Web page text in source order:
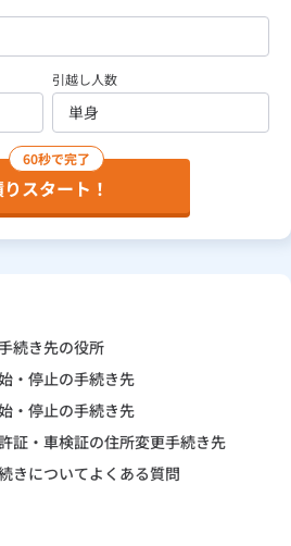
のお客さま 企業情報
引越し人数
60秒で完了
スタート！
続き先の役所
・停止の手続き先
・停止の手続き先
証・車検証の住所変更手続き先
きについてよくある質問